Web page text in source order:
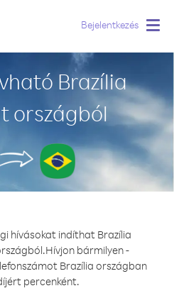
Bejelentkezés
Brazília
országból
hívásokat indíthat Brazília
Hívjon bármilyen -
Brazília országban
percenként.